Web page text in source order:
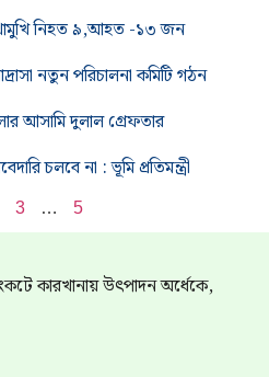
নিহত ৯,আহত -১৩ জন
নতুন পরিচালনা কমিটি গঠন
আসামি দুলাল গ্রেফতার
চলবে না : ভূমি প্রতিমন্ত্রী
3 … 5
কারখানায় উৎপাদন অর্ধেকে,